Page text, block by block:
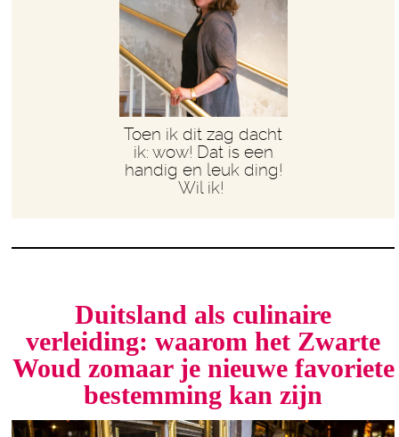
Toen ik dit zag dacht
ik: wow! Dat is een
handig en leuk ding!
Wil ik!
Duitsland als culinaire
verleiding: waarom het Zwarte
Woud zomaar je nieuwe favoriete
bestemming kan zijn